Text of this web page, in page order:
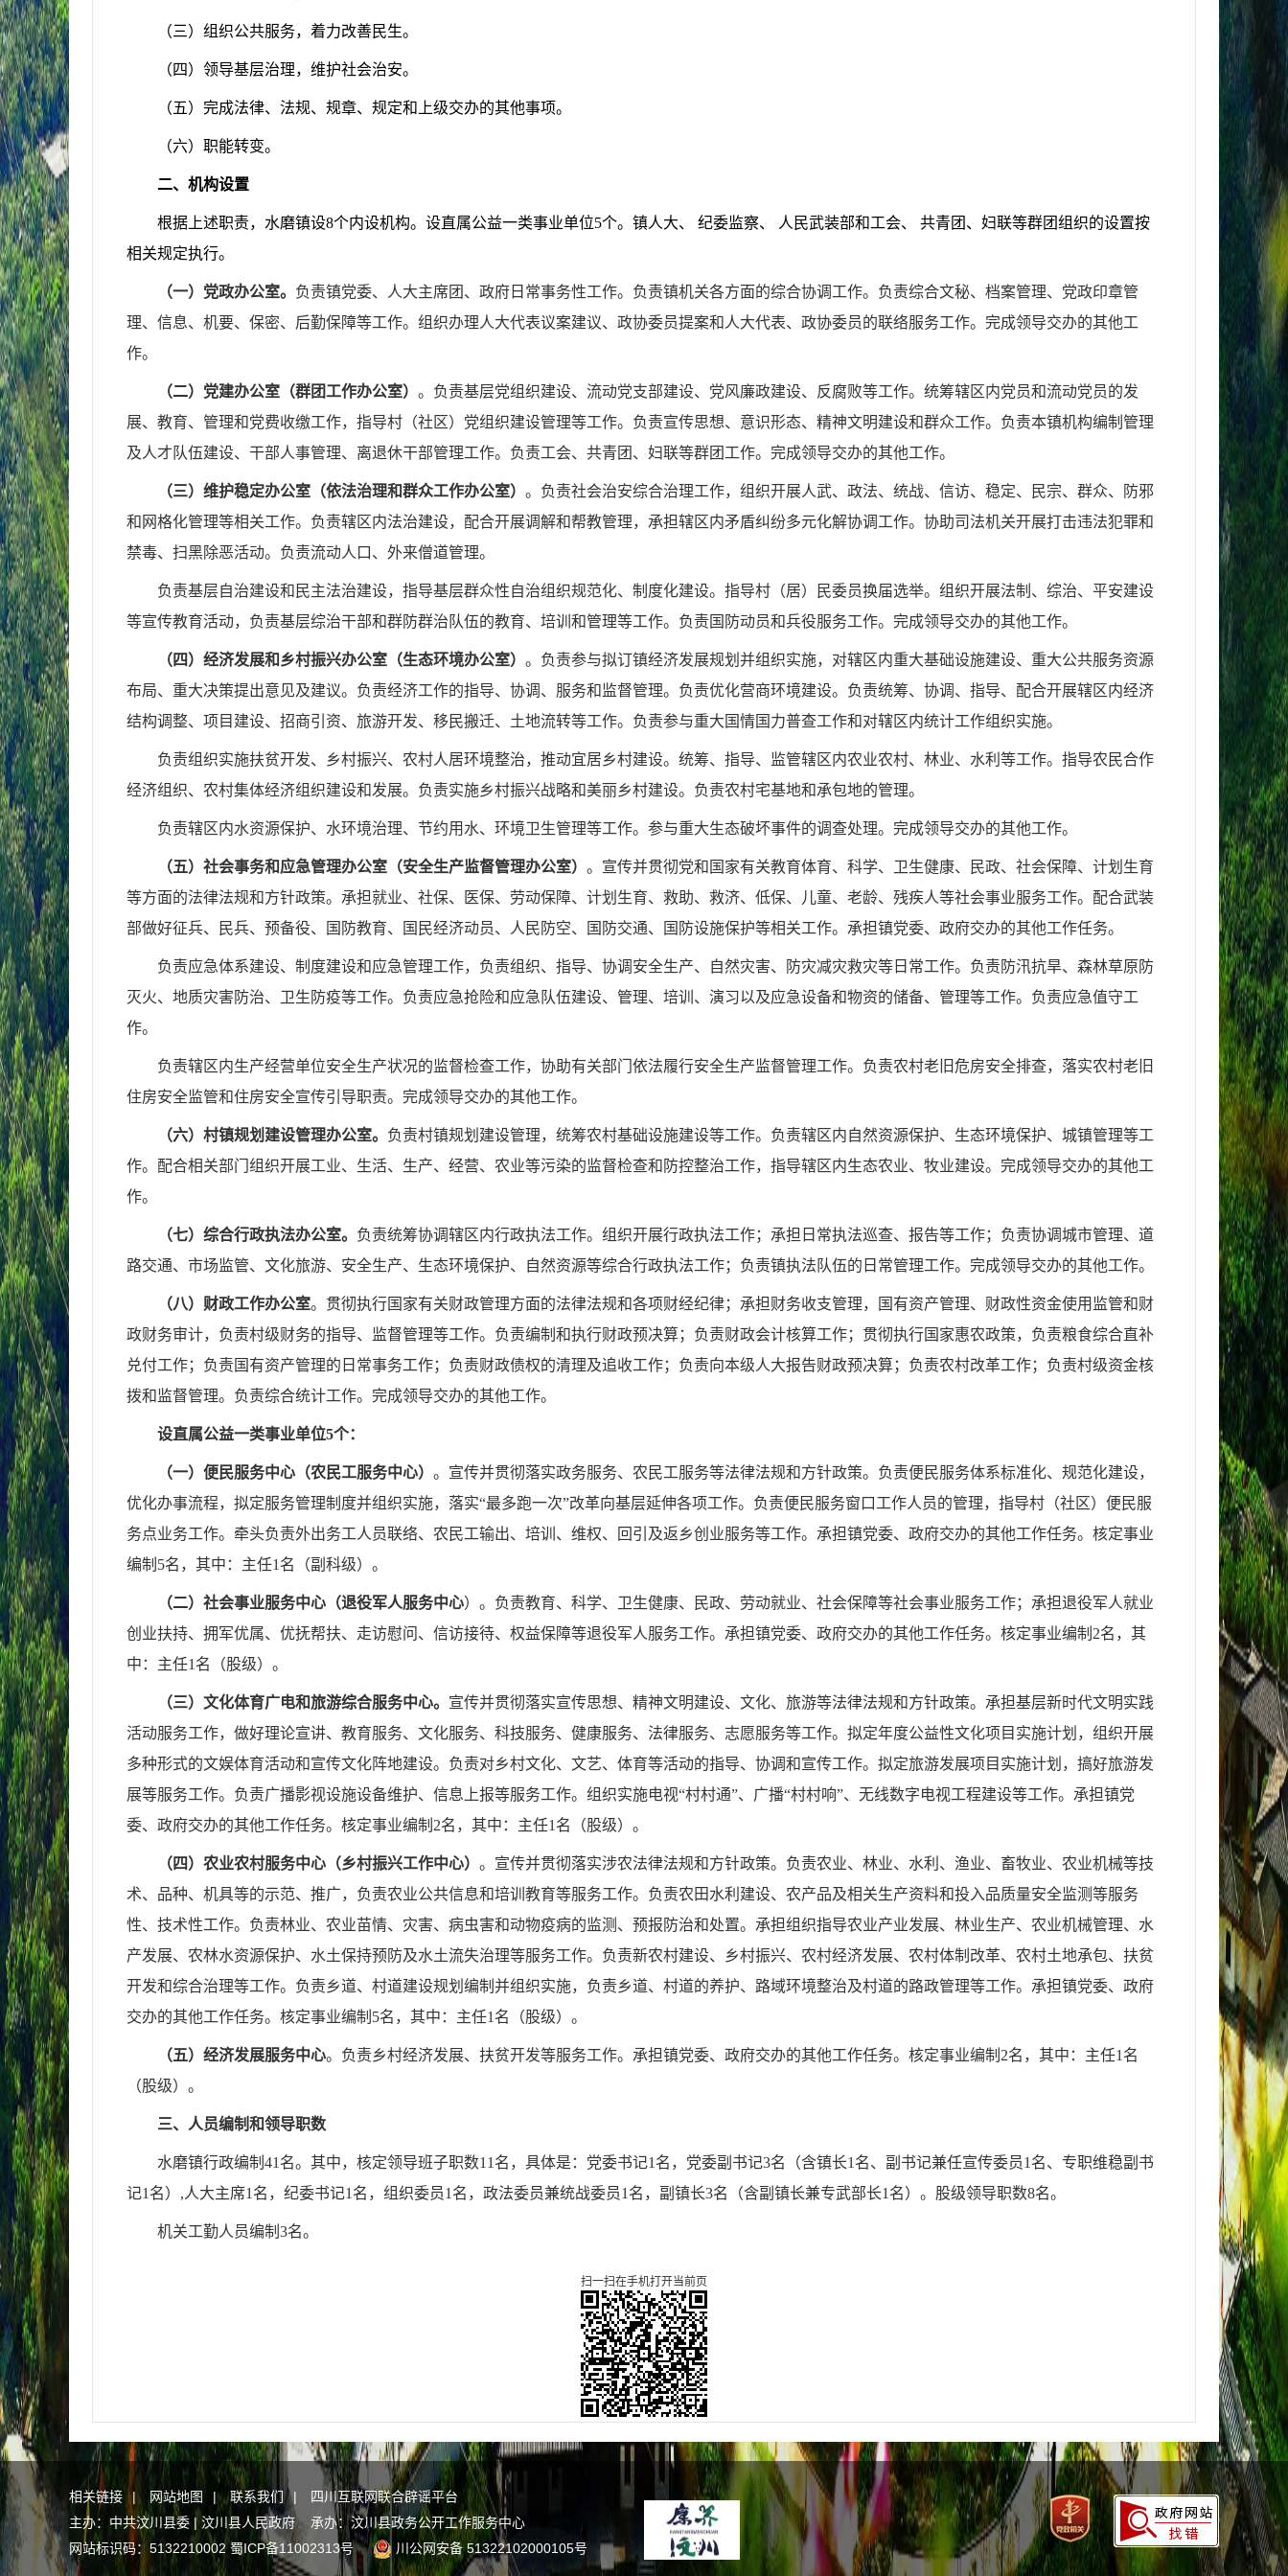
（三）组织公共服务，着力改善民生。
（四）领导基层治理，维护社会治安。
（五）完成法律、法规、规章、规定和上级交办的其他事项。
（六）职能转变。
二、机构设置
根据上述职责，水磨镇设8个内设机构。 设直属公益一类事业单位5个。 镇人大、 纪委监察、 人民武装部和工会、 共青团、 妇联等群团组织的设置按
相关规定执行。
（一）党政办公室。 负责镇党委、人大主席团、政府日常事务性工作。负责镇机关各方面的综合协调工作。负责综合文秘、 档案管理、党政印章管
理、信息、机要、保密、后勤保障等工作。 组织办理人大代表议案建议、政协委员提案和人大代表、政协委员的联络服务工作。完成领导交办的其他工
作。
（二）党建办公室（群团工作办公室） 。 负责基层党组织建设、流动党支部建设、党风廉政建设、反腐败等工作。统筹辖区内党员和流动党员的发
展、教育、管理和党费收缴工作，指导村（社区）党组织建设管理等工作。负责宣传思想、意识形态、精神文明建设和群众工作。负责本镇机构编制管理
及人才队伍建设、干部人事管理、离退休干部管理工作。负责工会、共青团、妇联等群团工作。完成领导交办的其他工作。
（三）维护稳定办公室（依法治理和群众工作办公室） 。 负责社会治安综合治理工作，组织开展人武、政法、统战、信访、稳定、民宗、群众、防邪
和网格化管理等相关工作。负责辖区内法治建设，配合开展调解和帮教管理，承担辖区内矛盾纠纷多元化解协调工作。协助司法机关开展打击违法犯罪和
禁毒、扫黑除恶活动。负责流动人口、外来僧道管理。
负责基层自治建设和民主法治建设，指导基层群众性自治组织规范化、制度化建设。指导村（居）民委员换届选举。组织开展法制、综治、平安建设
等宣传教育活动，负责基层综治干部和群防群治队伍的教育、培训和管理等工作。负责国防动员和兵役服务工作。完成领导交办的其他工作。
（四）经济发展和乡村振兴办公室（生态环境办公室） 。 负责参与拟订镇经济发展规划并组织实施，对辖区内重大基础设施建设、重大公共服务资源
布局、重大决策提出意见及建议。负责经济工作的指导、协调、服务和监督管理。负责优化营商环境建设。负责统筹、协调、指导、配合开展辖区内经济
结构调整、项目建设、招商引资、旅游开发、移民搬迁、土地流转等工作。负责参与重大国情国力普查工作和对辖区内统计工作组织实施。
负责组织实施扶贫开发、乡村振兴、农村人居环境整治，推动宜居乡村建设。统筹、指导、监管辖区内农业农村、林业、水利等工作。指导农民合作
经济组织、农村集体经济组织建设和发展。负责实施乡村振兴战略和美丽乡村建设。负责农村宅基地和承包地的管理。
负责辖区内水资源保护、水环境治理、节约用水、环境卫生管理等工作。参与重大生态破坏事件的调查处理。完成领导交办的其他工作。
（五）社会事务和应急管理办公室（安全生产监督管理办公室） 。 宣传并贯彻党和国家有关教育体育、科学、卫生健康、民政、社会保障、计划生育
等方面的法律法规和方针政策。承担就业、社保、医保、劳动保障、计划生育、救助、救济、低保、儿童、老龄、残疾人等社会事业服务工作。配合武装
部做好征兵、民兵、预备役、国防教育、国民经济动员、人民防空、国防交通、国防设施保护等相关工作。承担镇党委、政府交办的其他工作任务。
负责应急体系建设、制度建设和应急管理工作，负责组织、指导、协调安全生产、自然灾害、防灾减灾救灾等日常工作。负责防汛抗旱、森林草原防
灭火、地质灾害防治、卫生防疫等工作。负责应急抢险和应急队伍建设、管理、培训、演习以及应急设备和物资的储备、管理等工作。负责应急值守工
作。
负责辖区内生产经营单位安全生产状况的监督检查工作，协助有关部门依法履行安全生产监督管理工作。负责农村老旧危房安全排查，落实农村老旧
住房安全监管和住房安全宣传引导职责。完成领导交办的其他工作。
（六）村镇规划建设管理办公室。 负责村镇规划建设管理，统筹农村基础设施建设等工作。负责辖区内自然资源保护、生态环境保护、城镇管理等工
作。配合相关部门组织开展工业、生活、生产、经营、农业等污染的监督检查和防控整治工作，指导辖区内生态农业、牧业建设。完成领导交办的其他工
作。
（七）综合行政执法办公室。 负责统筹协调辖区内行政执法工作。组织开展行政执法工作；承担日常执法巡查、报告等工作；负责协调城市管理、道
路交通、市场监管、文化旅游、安全生产、生态环境保护、自然资源等综合行政执法工作；负责镇执法队伍的日常管理工作。完成领导交办的其他工作。
（八）财政工作办公室。 贯彻执行国家有关财政管理方面的法律法规和各项财经纪律；承担财务收支管理，国有资产管理、财政性资金使用监管和财
政财务审计，负责村级财务的指导、监督管理等工作。负责编制和执行财政预决算；负责财政会计核算工作；贯彻执行国家惠农政策，负责粮食综合直补
兑付工作；负责国有资产管理的日常事务工作；负责财政债权的清理及追收工作；负责向本级人大报告财政预决算；负责农村改革工作；负责村级资金核
拨和监督管理。负责综合统计工作。完成领导交办的其他工作。
设直属公益一类事业单位5个：
（一）便民服务中心（农民工服务中心） 。 宣传并贯彻落实政务服务、农民工服务等法律法规和方针政策。负责便民服务体系标准化、规范化建设，
优化办事流程，拟定服务管理制度并组织实施，落实“最多跑一次”改革向基层延伸各项工作。负责便民服务窗口工作人员的管理，指导村（社区）便民服
务点业务工作。牵头负责外出务工人员联络、农民工输出、培训、维权、回引及返乡创业服务等工作。承担镇党委、政府交办的其他工作任务。核定事业
编制 5名，其中：主任1 名（副科级）。
（二）社会事业服务中心（退役军人服务中心）。 负责教育、科学、卫生健康、民政、劳动就业、社会保障等社会事业服务工作；承担退役军人就业
创业扶持、拥军优属、优抚帮扶、走访慰问、信访接待、权益保障等退役军人服务工作。承担镇党委、政府交办的其他工作任务。核定事业编制 2名，其
中：主任1 名（股级）。
（三）文化体育广电和旅游综合服务中心。 宣传并贯彻落实宣传思想、精神文明建设、文化、旅游等法律法规和方针政策。 承担基层新时代文明实践
活动服务工作，做好理论宣讲、教育服务、文化服务、科技服务、健康服务、法律服务、志愿服务等工作。拟定年度公益性文化项目实施计划，组织开展
多种形式的文娱体育活动和宣传文化阵地建设。负责对乡村文化、文艺、体育等活动的指导、协调和宣传工作。拟定旅游发展项目实施计划， 搞好旅游发
展等服务工作。负责广播影视设施设备维护、信息上报等服务工作。组织实施电视“村村通”、广播“村村响”、无线数字电视工程建设等工作。承担镇党
委、政府交办的其他工作任务。 核定事业编制 2名，其中：主任1 名（股级）。
（四）农业农村服务中心（乡村振兴工作中心） 。 宣传并贯彻落实涉农法律法规和方针政策。负责农业、林业、水利、渔业、畜牧业、农业机械等技
术、品种、机具等的示范、推广，负责农业公共信息和培训教育等服务工作。负责农田水利建设、农产品及相关生产资料和投入品质量安全监测等服务
性、技术性工作。负责林业、农业苗情、灾害、病虫害和动物疫病的监测、预报防治和处置。承担组织指导农业产业发展、林业生产、农业机械管理、水
产发展、农林水资源保护、水土保持预防及水土流失治理等服务工作。负责新农村建设、乡村振兴、农村经济发展、农村体制改革、农村土地承包、扶贫
开发和综合治理等工作。负责乡道、村道建设规划编制并组织实施，负责乡道、村道的养护、路域环境整治及村道的路政管理等工作。承担镇党委、政府
交办的其他工作任务。核定事业编制 5名，其中：主任1 名（股级）。
（五）经济发展服务中心。 负责乡村经济发展、扶贫开发等服务工作。承担镇党委、政府交办的其他工作任务。核定事业编制 2名，其中：主任1 名
（股级）。
三、人员编制和领导职数
水磨镇行政编制 41 名。其中，核定领导班子职数11 名，具体是：党委书记1 名，党委副书记3名（含镇长1 名、副书记兼任宣传委员1 名、专职维稳副书
记1 名） ,人大主席1 名，纪委书记1 名，组织委员1 名，政法委员兼统战委员1 名，副镇长3名（含副镇长兼专武部长1 名）。股级领导职数8名。
机关工勤人员编制 3名。
扫一扫在手机打开当前页
相关链接 | 网站地图 | 联系我们 |
四川互联网联合辟谣平台
主办：中共汶川县委 | 汶川县人民政府 承办：汶川县政务公开工作服务中心
网站标识码：5132210002 蜀ICP备11002313号 川公网安备 51322102000105号